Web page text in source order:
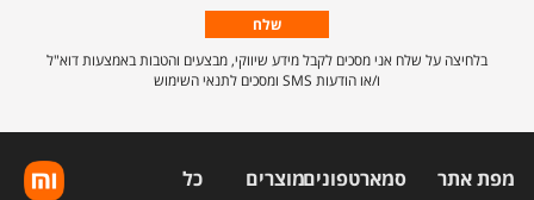
לרשימת
בלחיצה על שלח אני מסכים לקבל מידע שיווקי, מבצעים והטבות באמצעות דוא"ל
ו/או הודעות SMS ומסכים לתנאי השימוש
מפת אתר סמארטפוניםמוצרים
כל